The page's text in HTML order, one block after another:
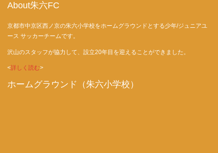
About朱六FC
京都市中京区西ノ京の朱六小学校をホームグラウンドとする少年/ジュニアユ
ース サッカーチームです。
沢山のスタッフが協力して、設立20年目を迎えることができました。
<詳しく読む>
ホームグラウンド（朱六小学校）